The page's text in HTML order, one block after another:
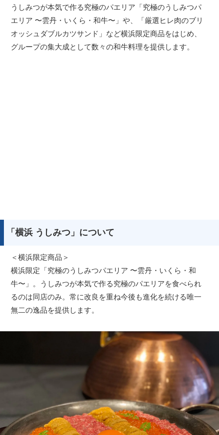
うしみつが本気で作る究極のパエリア「究極のうしみつパ
エリア 〜雲丹・いくら・和牛〜」や、「厳選ヒレ肉のブリ
オッシュダブルカツサンド」など横浜限定商品をはじめ、
グループの集大成として数々の和牛料理を提供します。
「横浜 うしみつ」について
＜横浜限定商品＞
横浜限定「究極のうしみつパエリア 〜雲丹・いくら・和
牛〜」。うしみつが本気で作る究極のパエリアを食べられ
るのは同店のみ。常に改良を重ね今後も進化を続ける唯一
無二の逸品を提供します。